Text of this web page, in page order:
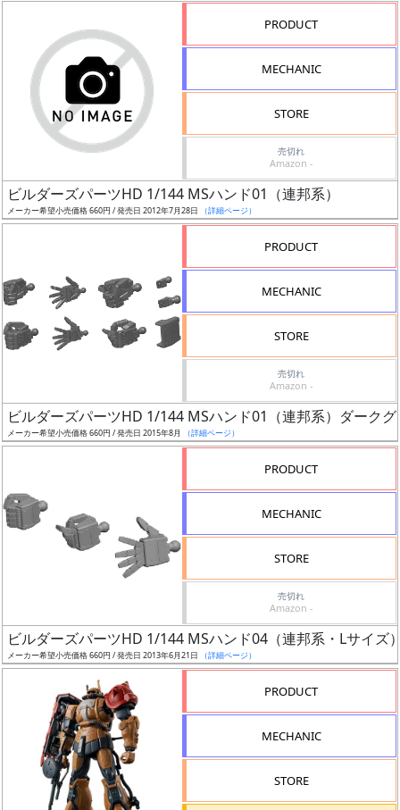
フ
リ
ー
ド
検
索
グ
レ
ル
PRODUCT
MECHANIC
STORE
売切れ
Amazon -
ビルダーズパーツHD 1/144 MSハンド01（連邦系）
メーカー希望小売価格 660円 / 発売日 2012年7月28日 （詳細ページ）
PRODUCT
MECHANIC
STORE
売切れ
Amazon -
ビルダーズパーツHD 1/144 MSハンド01（連邦系）ダーク
メーカー希望小売価格 660円 / 発売日 2015年8月 （詳細ページ）
PRODUCT
MECHANIC
STORE
売切れ
Amazon -
ビルダーズパーツHD 1/144 MSハンド04（連邦系・Lサイズ
メーカー希望小売価格 660円 / 発売日 2013年6月21日 （詳細ページ）
PRODUCT
MECHANIC
STORE